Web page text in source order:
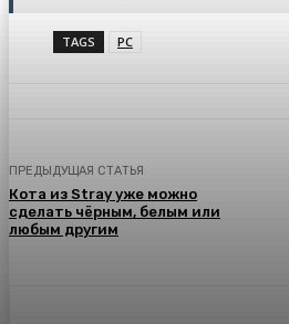
TAGS PC
ПРЕДЫДУЩАЯ СТАТЬЯ
Кота из Stray уже можно
сделать чёрным, белым или
любым другим